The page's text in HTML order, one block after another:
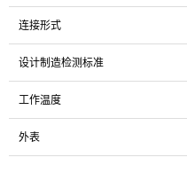
连接形式
设计制造检测标准
工作温度
外表